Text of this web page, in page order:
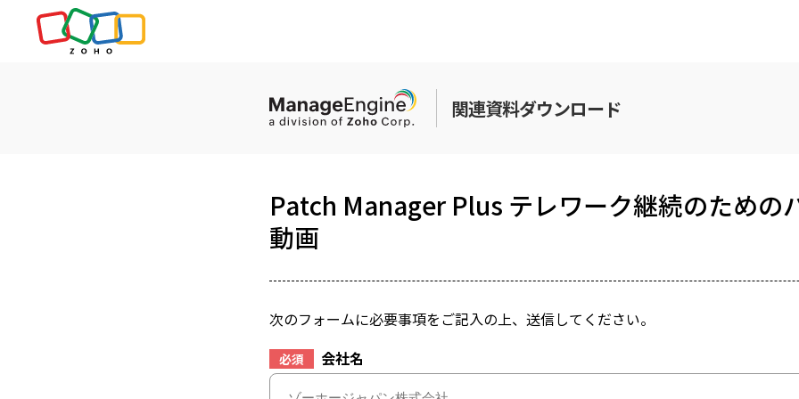
関連資料ダウンロード
Patch Manager Plus テレワーク継続のための
動画
次のフォームに必要事項をご記入の上、送信してください。
必須 会社名